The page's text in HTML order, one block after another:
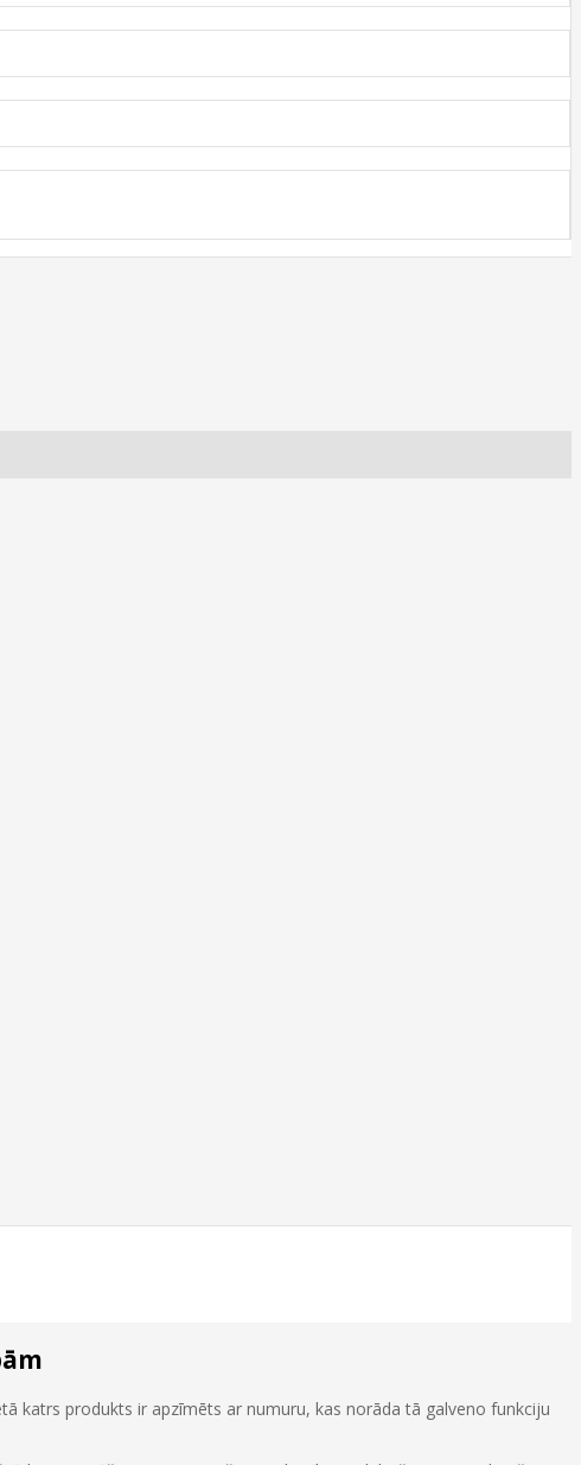
katrs produkts ir apzīmēts ar numuru, kas norāda tā galveno funkciju